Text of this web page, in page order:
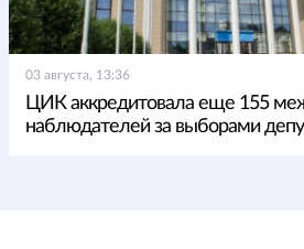
03 августа, 13:36
ЦИК аккредитовала еще 155
наблюдателей за выборами